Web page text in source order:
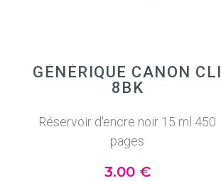
GÉNÉRIQUE CANON CLI
8BK
Réservoir d'encre noir 15 ml 450
pages
3.00 €